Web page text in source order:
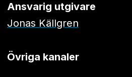
Ansvarig utgivare
Jonas Källgren
Övriga kanaler